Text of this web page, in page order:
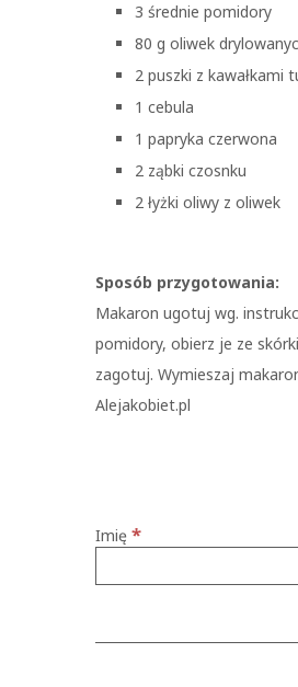
3 średnie pomidory
80 g oliwek
2 puszki z kawałkami
1 cebula
1 papryka czerwona
2 ząbki czosnku
2 łyżki oliwy z oliwek
Sposób przygotowania:
Makaron ugotuj wg.
pomidory, obierz je ze
zagotuj. Wymieszaj
Alejakobiet.pl
Imię *